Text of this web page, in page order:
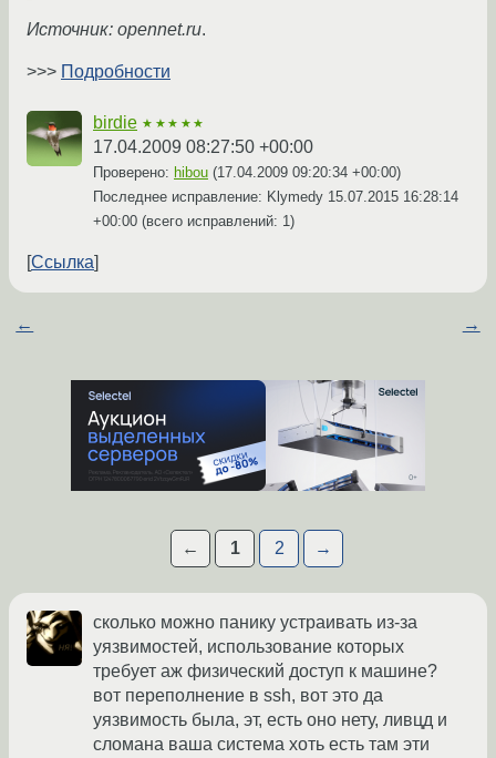
Источник: opennet.ru.
>>> Подробности
birdie ★★★★★
17.04.2009 08:27:50 +00:00
Проверено: hibou (17.04.2009 09:20:34 +00:00)
Последнее исправление: Klymedy 15.07.2015 16:28:14
+00:00 (всего исправлений: 1)
Ссылка
← →
← 1 2 →
сколько можно панику устраивать из-за
уязвимостей, использование которых
требует аж физический доступ к машине?
вот переполнение в ssh, вот это да
уязвимость была, эт, есть оно нету, ливцд и
сломана ваша система хоть есть там эти